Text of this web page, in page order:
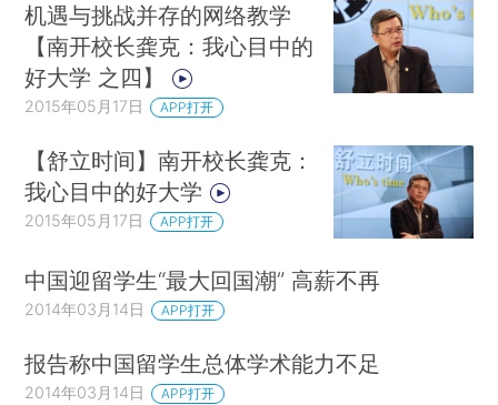
机遇与挑战并存的网络教学
【南开校长龚克：我心目中的
好大学 之四】
2015年05月17日 APP打开
【舒立时间】南开校长龚克：
我心目中的好大学
2015年05月17日 APP打开
中国迎留学生“最大回国潮” 高薪不再
2014年03月14日 APP打开
报告称中国留学生总体学术能力不足
2014年03月14日 APP打开